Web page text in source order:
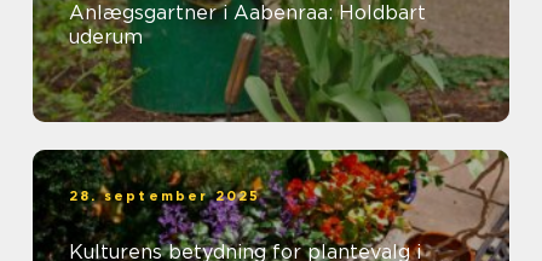
Anlægsgartner i Aabenraa: Holdbart
uderum
28. september 2025
Kulturens betydning for plantevalg i